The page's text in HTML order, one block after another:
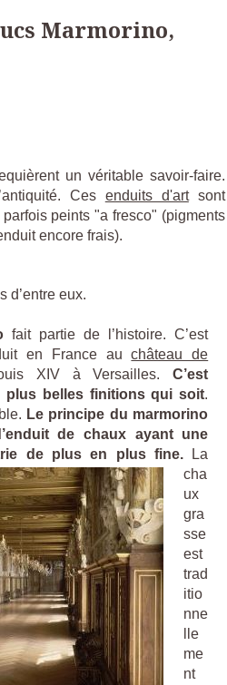
Marmorino,
un véritable savoir-faire.
Ces enduits d'artsont
peints "a fresco" (pigments
encore frais).
d’entre eux.
fait partie de l’histoire. C’est
en France auchâteau de
XIV à Versailles.C’est
plus belles finitions qui soit.
Le principe du marmorino
de chaux ayant une
de plus en plus fine.
La
cha
ux
gra
sse
est
trad
itio
nne
lle
me
nt